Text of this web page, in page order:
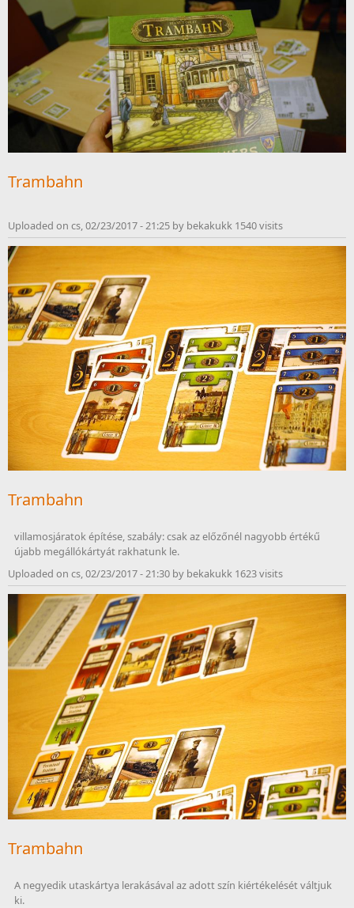
Trambahn
Uploaded on cs, 02/23/2017 - 21:25 by bekakukk 1540 visits
Trambahn
villamosjáratok építése, szabály: csak az előzőnél nagyobb értékű
Uploaded on cs, 02/23/2017 - 21:30 by bekakukk 1623 visits
Trambahn
A negyedik utaskártya lerakásával az adott szín kiértékelését váltjuk
ki.